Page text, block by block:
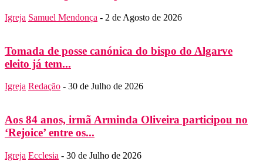
Igreja Samuel Mendonça - 2 de Agosto de 2026
Tomada de posse canónica do bispo do Algarve
eleito já tem...
Igreja Redação - 30 de Julho de 2026
Aos 84 anos, irmã Arminda Oliveira participou no
‘Rejoice’ entre os...
Igreja Ecclesia - 30 de Julho de 2026